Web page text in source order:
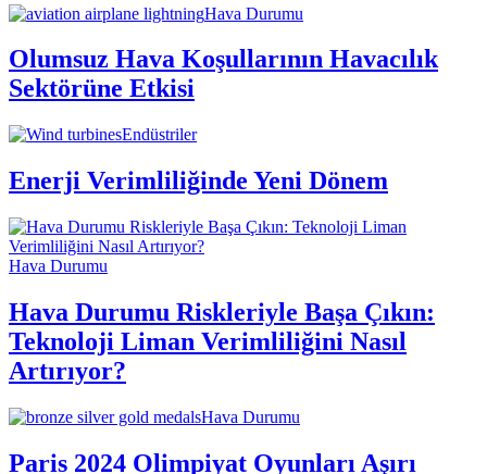
Hava Durumu
Olumsuz Hava Koşullarının Havacılık
Sektörüne Etkisi
Endüstriler
Enerji Verimliliğinde Yeni Dönem
Hava Durumu
Hava Durumu Riskleriyle Başa Çıkın:
Teknoloji Liman Verimliliğini Nasıl
Artırıyor?
Hava Durumu
Paris 2024 Olimpiyat Oyunları Aşırı